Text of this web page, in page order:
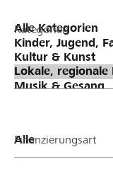
Kategorien
Finanzierungsart